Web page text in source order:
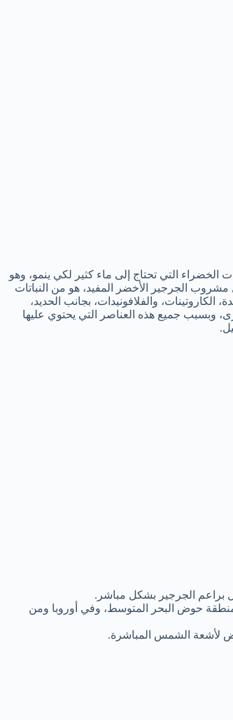
الخضراء التي تحتاج إلى ماء كثير لكي ينمو، وهو
الجرجير الأخضر المفيد، هو من النباتات
الكاروتينات، والفلافونيدات، بجانب الحديد،
وبسبب جميع هذه العناصر التي يحتوي عليها
حوض البحر المتوسط، وفي أوروبا ومن
لأشعة الشمس المباشرة.